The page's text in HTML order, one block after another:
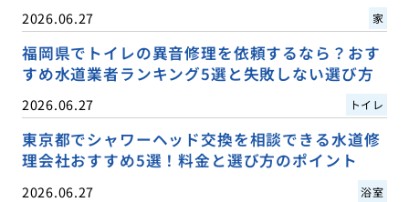
2026.06.27 家
福岡県でトイレの異音修理を依頼するなら？おす
すめ水道業者ランキング5選と失敗しない選び方
2026.06.27 トイレ
東京都でシャワーヘッド交換を相談できる水道修
理会社おすすめ5選！料金と選び方のポイント
2026.06.27 浴室